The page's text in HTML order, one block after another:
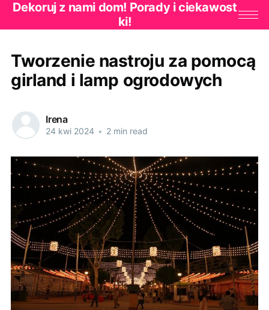
Dekoruj z nami dom! Porady i ciekawost
ki!
Tworzenie nastroju za pomocą
girland i lamp ogrodowych
Irena
24 kwi 2024 • 2 min read